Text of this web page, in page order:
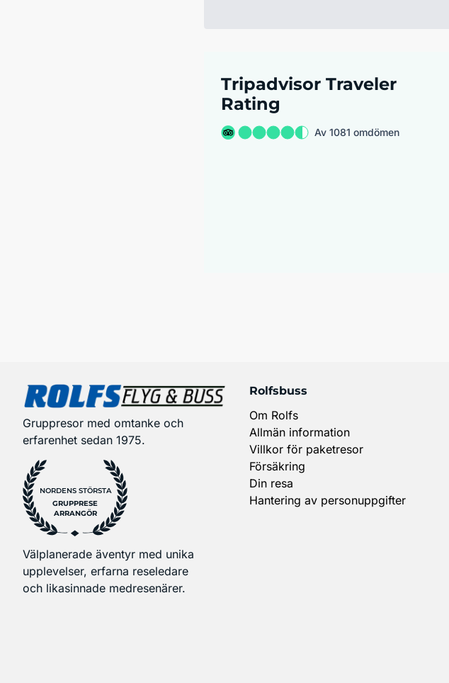
Tripadvisor Traveler
Rating
Av 1081 omdömen
Gruppresor med omtanke och
erfarenhet sedan 1975.
NORDENS STÖRSTA
GRUPPRESE
ARRANGÖR
Välplanerade äventyr med unika
upplevelser, erfarna reseledare
och likasinnade medresenärer.
Rolfsbuss
Om Rolfs
Allmän information
Villkor för paketresor
Försäkring
Din resa
Hantering av personuppgifter